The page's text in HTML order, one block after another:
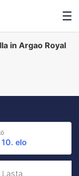
in Argao Royal
10. elo
Lasta